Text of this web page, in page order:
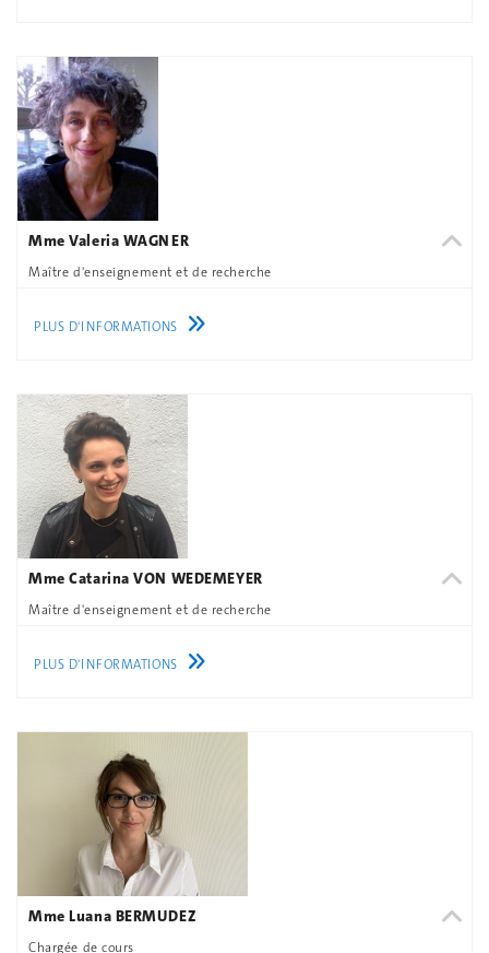
Mme Valeria WAGNER
Maître d'enseignement et de recherche
PLUS D'INFORMATIONS
Mme Catarina VON WEDEMEYER
Maître d'enseignement et de recherche
PLUS D'INFORMATIONS
Mme Luana BERMUDEZ
Chargée de cours